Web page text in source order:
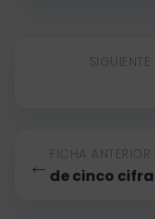
← FICHA ANTERIOR
de cinco